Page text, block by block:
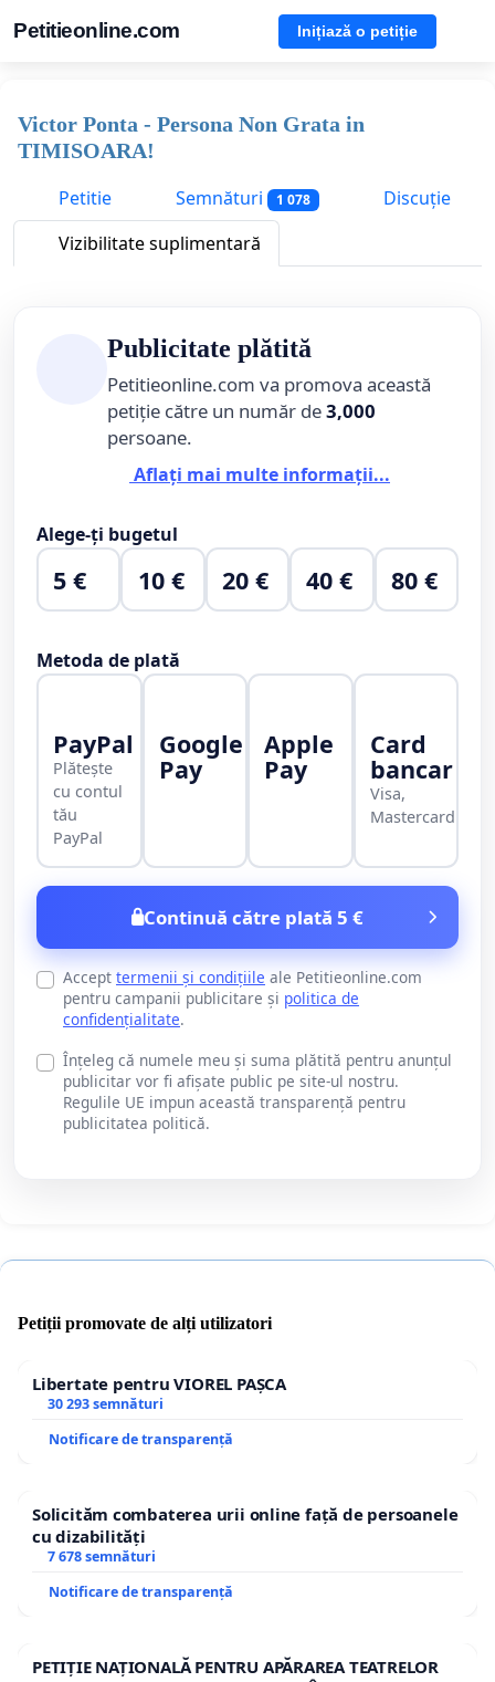
Petitieonline.com Inițiază o petiție
Victor Ponta - Persona Non Grata in
TIMISOARA!
Petitie
Semnături 1 078
Discuție
Vizibilitate suplimentară
Publicitate plătită
Petitieonline.com va promova această
petiție către un număr de3,000
persoane.
Aflați mai multe informații...
Alege-ți bugetul
5 € 10 € 20 € 40 € 80 €
Metoda de plată
PayPal
Plătește
cu contul
tău
PayPal
Google
Pay
Apple
Pay
Card
bancar
Visa,
Mastercard
Continuă către plată 5 €
Accept termenii și condițiile ale Petitieonline.com
pentru campanii publicitare și politica de
confidențialitate.
Înțeleg că numele meu și suma plătită pentru anunțul
publicitar vor fi afișate public pe site-ul nostru.
Regulile UE impun această transparență pentru
publicitatea politică.
Petiții promovate de alți utilizatori
Libertate pentru VIOREL PAȘCA
30 293 semnături
Notificare de transparență
Solicităm combaterea urii online față de persoanele
cu dizabilități
7 678 semnături
Notificare de transparență
PETIȚIE NAȚIONALĂ PENTRU APĂRAREA TEATRELOR